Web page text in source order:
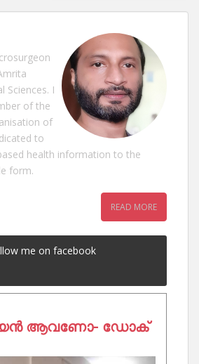
Sciences. I
of the
of
to
health information to the
form.
READ MORE
me on facebook
ആവണോ- ഡോക്